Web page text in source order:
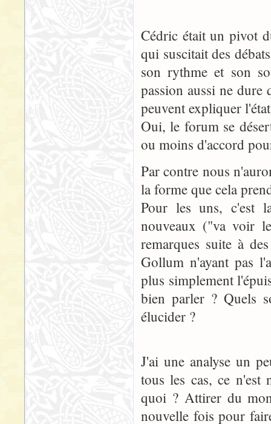
Cédric était un pivot
qui suscitait des
son rythme et son
passion aussi ne
peuvent expliquer
Oui, le forum se
ou moins d'accord
Par contre nous
la forme que cela
Pour les uns, c'est
nouveaux ("va voir
remarques suite à
Gollum n'ayant pas
plus simplement
bien parler ? Quels
élucider ?
J'ai une analyse un
tous les cas, ce n'est
quoi ? Attirer du
nouvelle fois pour